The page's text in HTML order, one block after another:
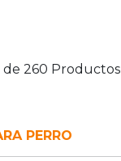
de 260 Productos
PERRO